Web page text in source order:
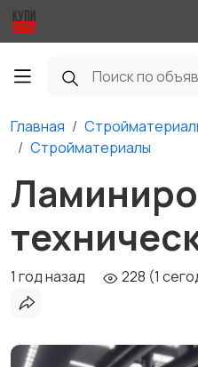
Главная
Стройматериалы
1 год назад 228 (1